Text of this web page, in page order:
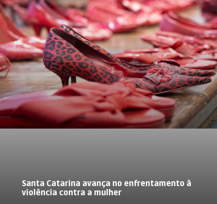
Santa Catarina avança no enfrentamento à
violência contra a mulher